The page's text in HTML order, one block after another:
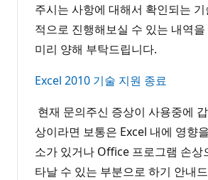
주시는 사항에 대해서 확인되는
적으로 진행해보실 수 있는 내역
미리 양해 부탁드립니다.
Excel 2010 기술 지원 종료
현재 문의주신 증상이 사용중에
상이라면 보통은 Excel 내에 영향
소가 있거나 Office 프로그램 손상
타날 수 있는 부분으로 하기 안내